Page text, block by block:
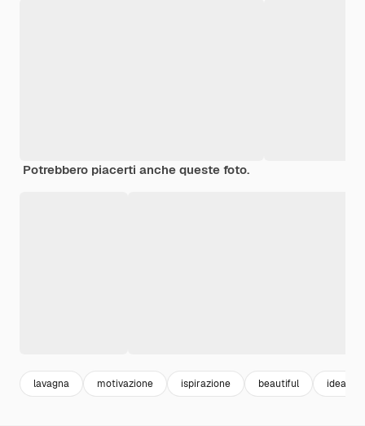
Potrebbero piacerti anche queste foto.
lavagna motivazione ispirazione beautiful idea